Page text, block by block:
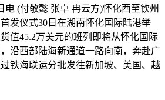
(付敬懿 张卓 冉云方)怀化西至钦州
发仪式30日在湖南怀化国际陆港举
值45.2万美元的班列即将从怀化国际
沿西部陆海新通道一路向南，奔赴广
铁海联运分批发往新加坡、美国、越